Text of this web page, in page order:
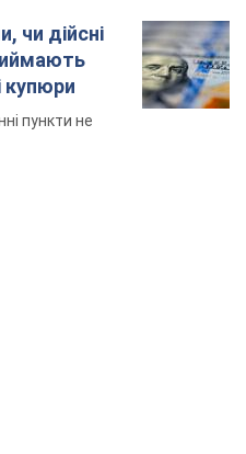
чи дійсні
купюри
пункти не